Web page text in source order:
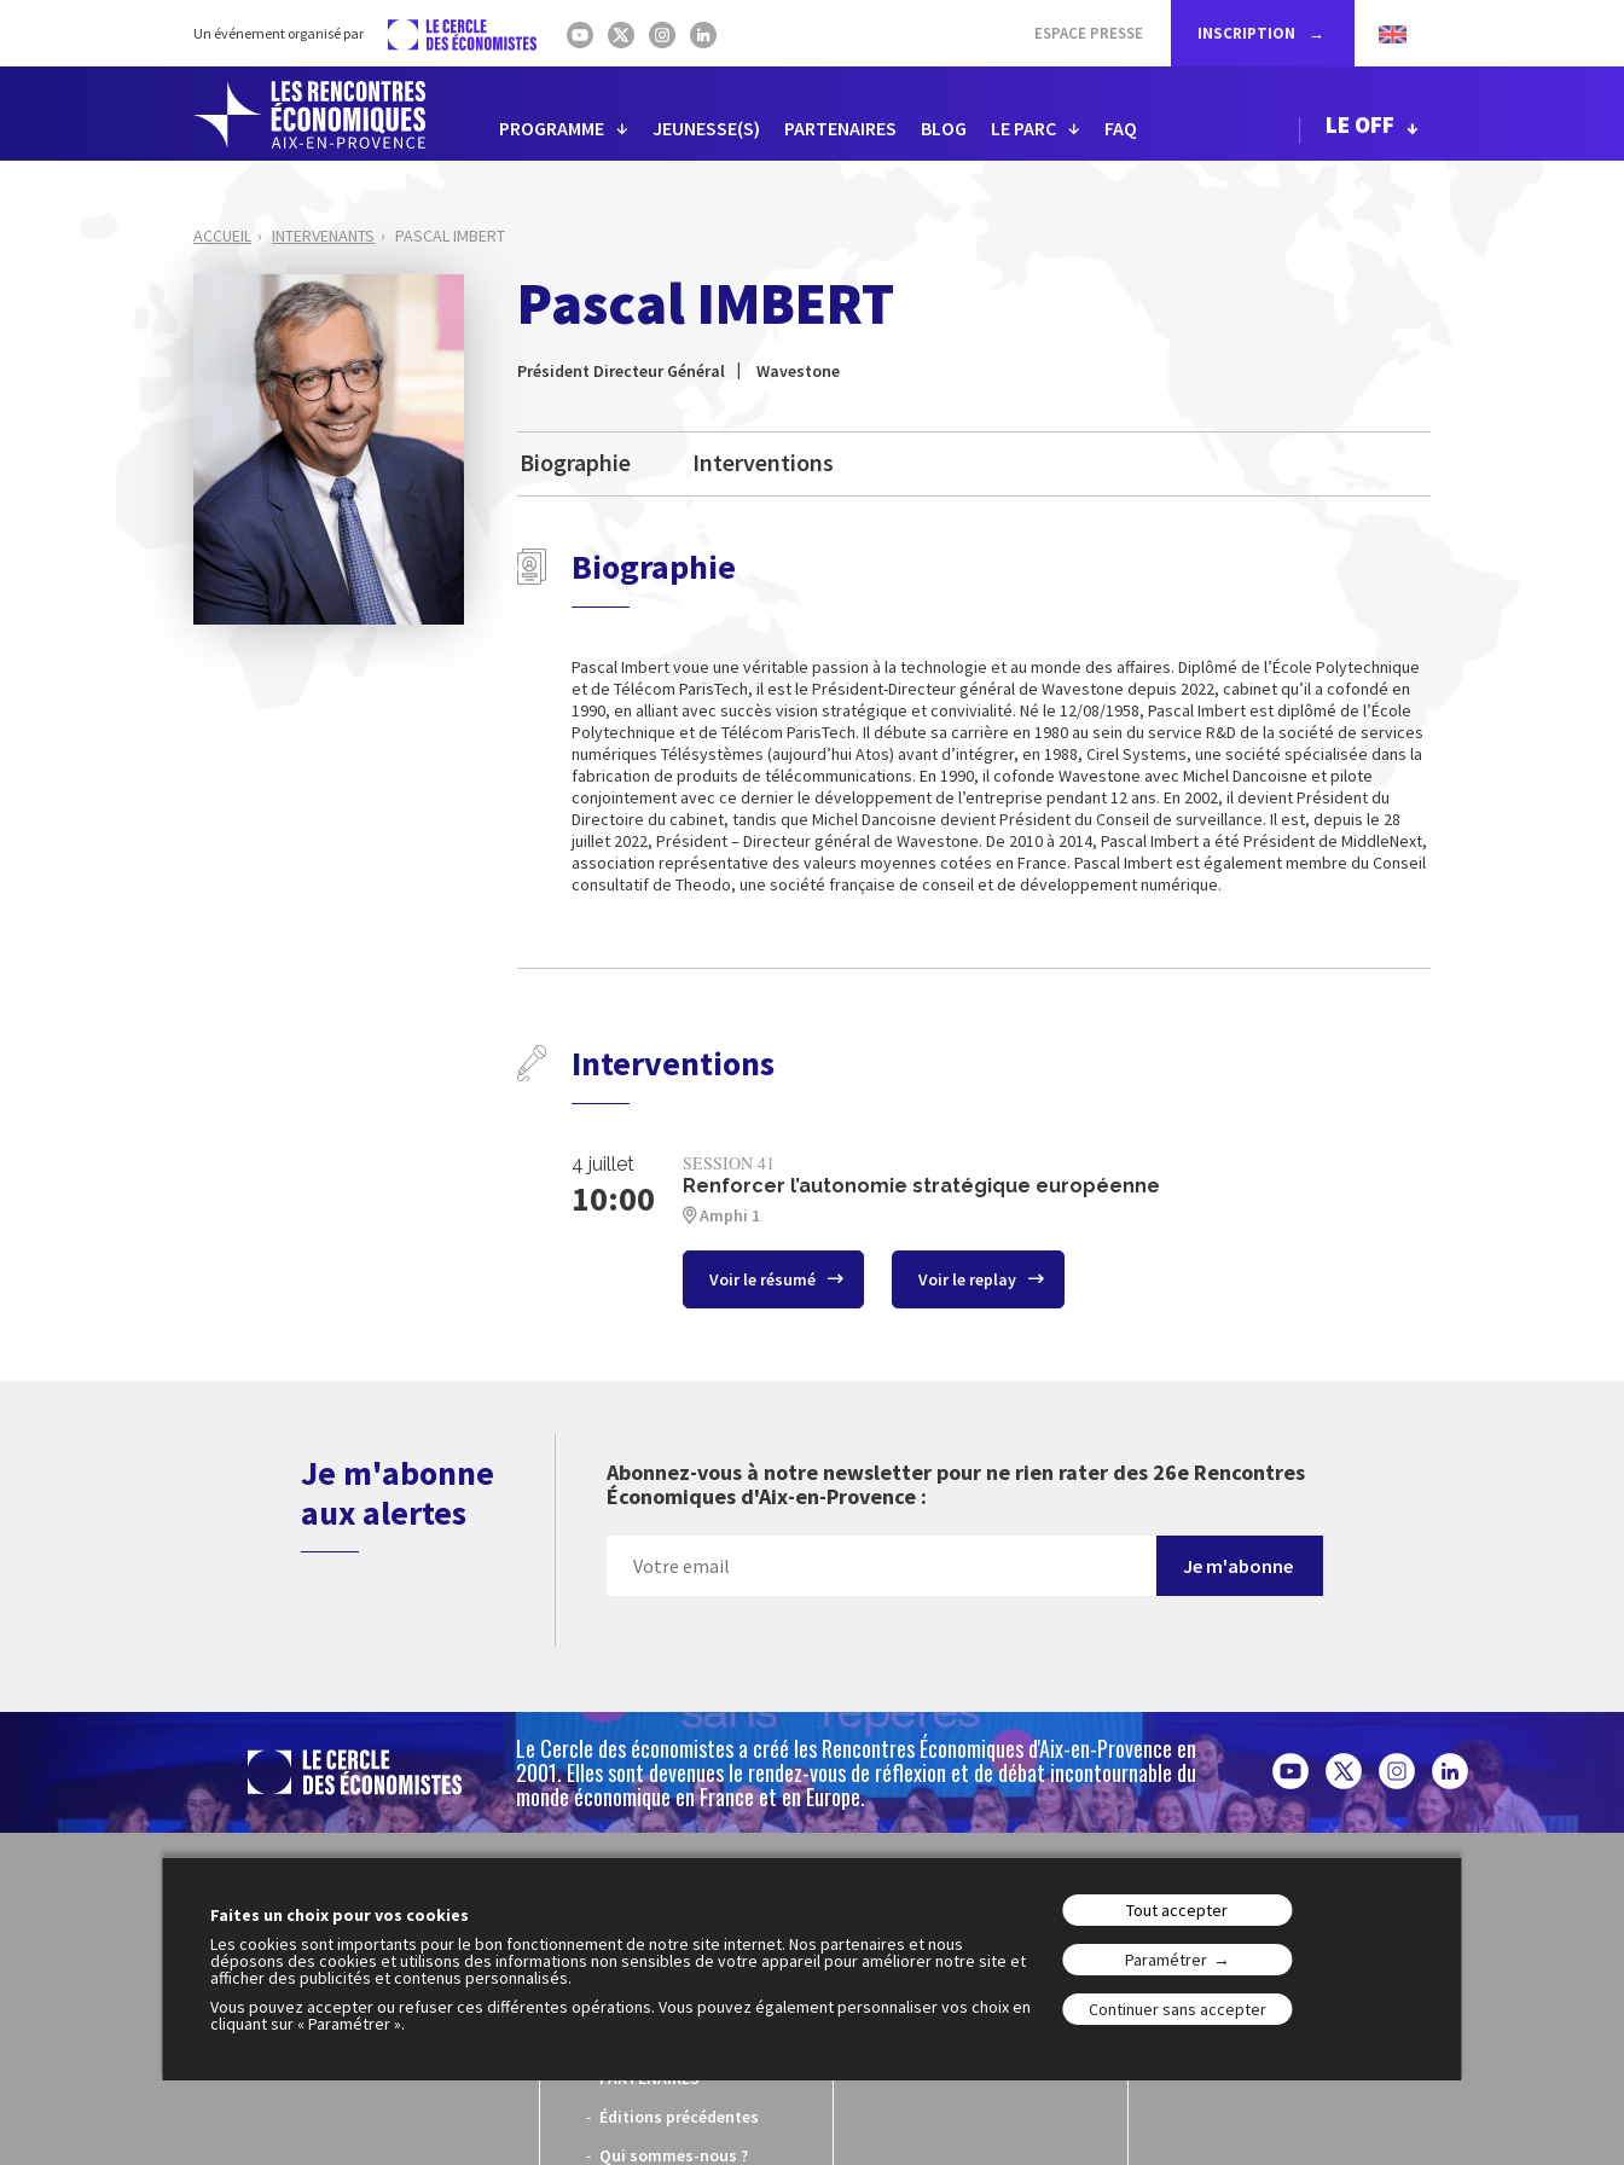
Un événement organisé par ESPACE PRESSE INSCRIPTION
PROGRAMME JEUNESSE(S) PARTENAIRES BLOG LE PARC FAQ LE OFF
ACCUEIL INTERVENANTS PASCAL IMBERT
Pascal IMBERT
Président Directeur Général Wavestone
Biographie Interventions
Biographie
Pascal Imbert voue une véritable passion à la technologie et au monde des affaires. Diplômé de l’École Polytechnique
et de Télécom ParisTech, il est le Président-Directeur général de Wavestone depuis 2022, cabinet qu’il a cofondé en
1990, en alliant avec succès vision stratégique et convivialité. Né le 12/08/1958, Pascal Imbert est diplômé de l’École
Polytechnique et de Télécom ParisTech. Il débute sa carrière en 1980 au sein du service R&D de la société de services
numériques Télésystèmes (aujourd’hui Atos) avant d’intégrer, en 1988, Cirel Systems, une société spécialisée dans la
fabrication de produits de télécommunications. En 1990, il cofonde Wavestone avec Michel Dancoisne et pilote
conjointement avec ce dernier le développement de l’entreprise pendant 12 ans. En 2002, il devient Président du
Directoire du cabinet, tandis que Michel Dancoisne devient Président du Conseil de surveillance. Il est, depuis le 28
juillet 2022, Président – Directeur général de Wavestone. De 2010 à 2014, Pascal Imbert a été Président de MiddleNext,
association représentative des valeurs moyennes cotées en France. Pascal Imbert est également membre du Conseil
consultatif de Theodo, une société française de conseil et de développement numérique.
Interventions
4 juillet
10:00
SESSION 41
Renforcer l’autonomie stratégique européenne
Amphi 1
Voir le résumé Voir le replay
Je m'abonne
aux alertes
Abonnez-vous à notre newsletter pour ne rien rater des 26e Rencontres
Économiques d'Aix-en-Provence :
Le Cercle des économistes a créé les Rencontres Économiques d'Aix-en-Provence en
2001. Elles sont devenues le rendez-vous de réflexion et de débat incontournable du
monde économique en France et en Europe.
Programme
Dialogue économique
PARTENAIRES
Éditions précédentes
Qui sommes-nous ?
Le OFF
Jeunesse(s)
Faites un choix pour vos cookies
Les cookies sont importants pour le bon fonctionnement de notre site internet. Nos partenaires et nous
déposons des cookies et utilisons des informations non sensibles de votre appareil pour améliorer notre site et
afficher des publicités et contenus personnalisés.
Vous pouvez accepter ou refuser ces différentes opérations. Vous pouvez également personnaliser vos choix en
cliquant sur « Paramétrer ».
Tout accepter
Paramétrer
Continuer sans accepter